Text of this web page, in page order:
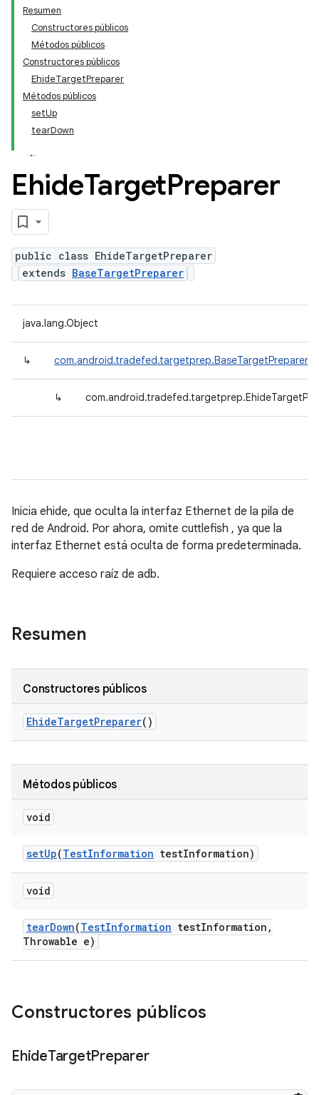
Resumen
Constructores públicos
Métodos públicos
Constructores públicos
EhideTargetPreparer
Métodos públicos
setUp
tearDown
EhideTargetPreparer
public class EhideTargetPreparer
extends BaseTargetPreparer
java.lang.Object
↳ com.android.tradefed.targetprep.BaseTargetPreparer
↳
Inicia ehide, que oculta la interfaz Ethernet de la pila de
red de Android. Por ahora, omite cuttlefish , ya que la
interfaz Ethernet está oculta de forma predeterminada.
Requiere acceso raíz de adb.
Resumen
Constructores públicos
EhideTargetPreparer()
Métodos públicos
void
setUp(TestInformation testInformation)
void
tearDown(TestInformation testInformation ,
Throwable e)
Constructores públicos
EhideTargetPreparer